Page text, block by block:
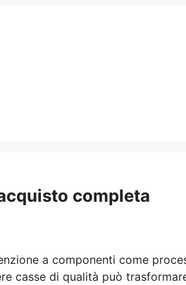
completa
a componenti come
casse di qualità può